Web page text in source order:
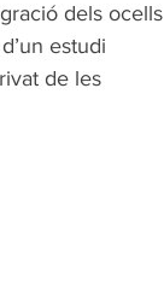
dels ocells
estudi
de les